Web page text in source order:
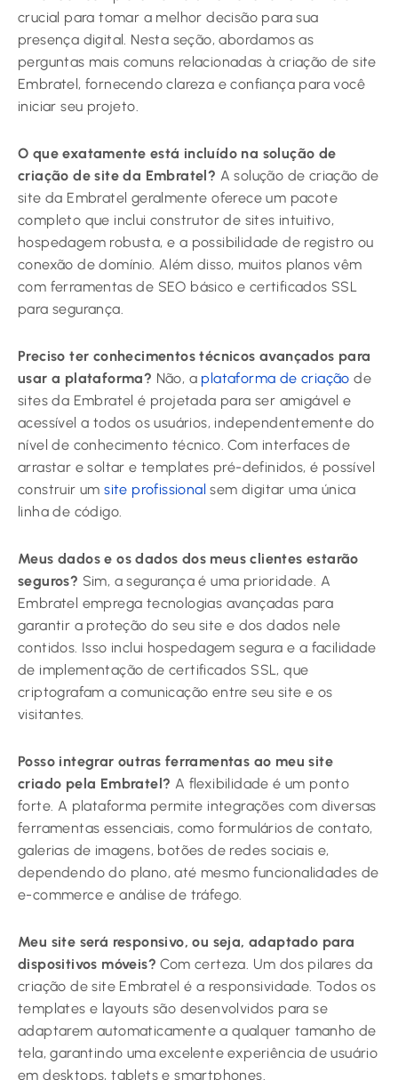
crucial para tomar a melhor decisão para sua
presença digital. Nesta seção, abordamos as
perguntas mais comuns relacionadas à criação de site
Embratel, fornecendo clareza e confiança para você
iniciar seu projeto.
O que exatamente está incluído na solução de
criação de site da Embratel? A solução de criação de
site da Embratel geralmente oferece um pacote
completo que inclui construtor de sites intuitivo,
hospedagem robusta, e a possibilidade de registro ou
conexão de domínio. Além disso, muitos planos vêm
com ferramentas de SEO básico e certificados SSL
para segurança.
Preciso ter conhecimentos técnicos avançados para
usar a plataforma? Não, a plataforma de criação de
sites da Embratel é projetada para ser amigável e
acessível a todos os usuários, independentemente do
nível de conhecimento técnico. Com interfaces de
arrastar e soltar e templates pré-definidos, é possível
construir umsite profissional sem digitar uma única
linha de código.
Meus dados e os dados dos meus clientes estarão
seguros? Sim, a segurança é uma prioridade. A
Embratel emprega tecnologias avançadas para
garantir a proteção do seu site e dos dados nele
contidos. Isso inclui hospedagem segura e a facilidade
de implementação de certificados SSL, que
criptografam a comunicação entre seu site e os
visitantes.
Posso integrar outras ferramentas ao meu site
criado pela Embratel? A flexibilidade é um ponto
forte. A plataforma permite integrações com diversas
ferramentas essenciais, como formulários de contato,
galerias de imagens, botões de redes sociais e,
dependendo do plano, até mesmo funcionalidades de
e-commerce e análise de tráfego.
Meu site será responsivo, ou seja, adaptado para
dispositivos móveis? Com certeza. Um dos pilares da
criação de site Embratel é a responsividade. Todos os
templates e layouts são desenvolvidos para se
adaptarem automaticamente a qualquer tamanho de
tela, garantindo uma excelente experiência de usuário
em desktops, tablets e smartphones.